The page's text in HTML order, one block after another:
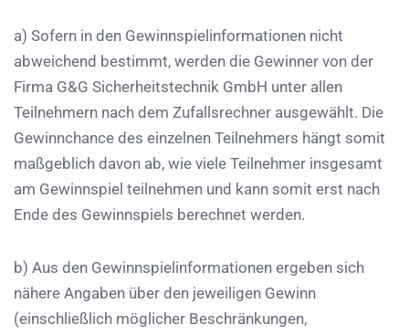
a) Sofern in den Gewinnspielinformationen nicht
abweichend bestimmt, werden die Gewinner von der
Firma G&G Sicherheitstechnik GmbH unter allen
Teilnehmern nach dem Zufallsrechner ausgewählt. Die
Gewinnchance des einzelnen Teilnehmers hängt somit
maßgeblich davon ab, wie viele Teilnehmer insgesamt
am Gewinnspiel teilnehmen und kann somit erst nach
Ende des Gewinnspiels berechnet werden.
b) Aus den Gewinnspielinformationen ergeben sich
nähere Angaben über den jeweiligen Gewinn
(einschließlich möglicher Beschränkungen,